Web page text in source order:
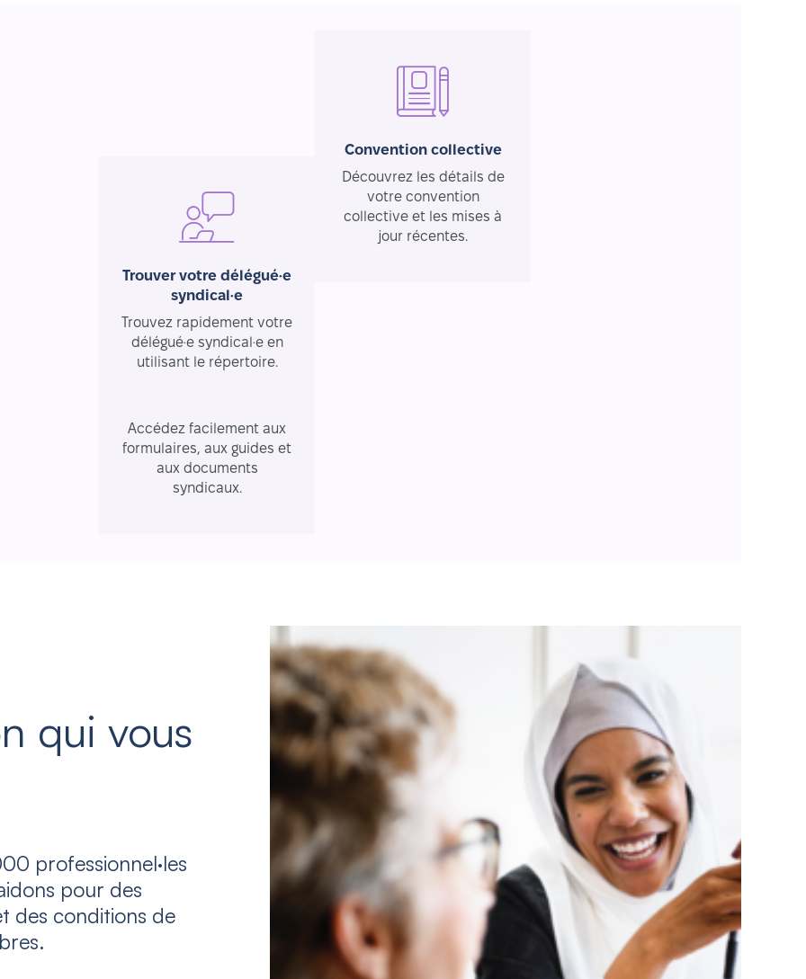
Trouver votre délégué·e
syndical·e
Trouvez rapidement votre
délégué·e syndical·e en
utilisant le répertoire.
Convention collective
Découvrez les détails de
votre convention
collective et les mises à
jour récentes.
Accédez facilement aux
formulaires, aux guides et
aux documents
syndicaux.
qui vous
professionnel·les
pour des
des conditions de